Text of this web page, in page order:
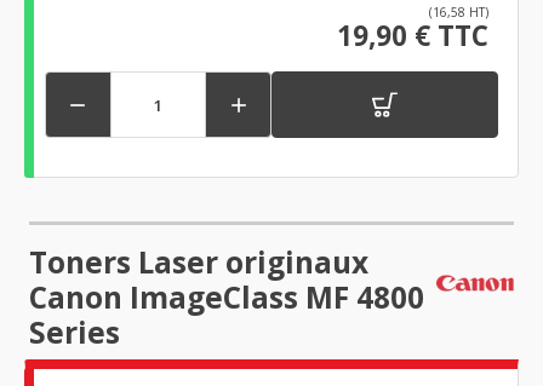
(16,58 HT)
19,90 € TTC
 
Toners Laser originaux
Canon ImageClass MF 4800
Series